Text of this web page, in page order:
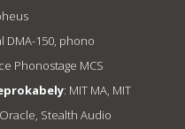
DMA-150, phono
Phonostage MCS
: MIT MA, MIT
Oracle, Stealth Audio